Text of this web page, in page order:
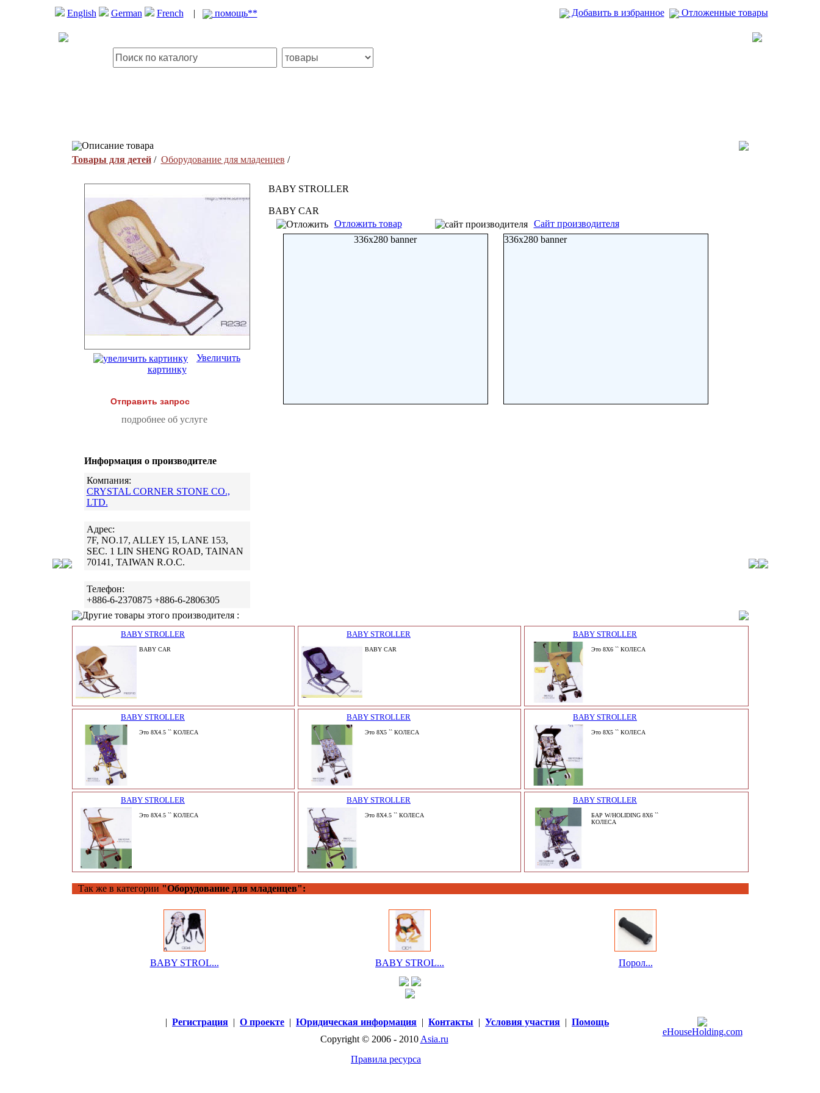
English German French | помощь** Добавить в избранное Отложенные товары
Описание товара
Товары для детей/ Оборудование для младенцев /
Увеличить
картинку
Отправить запрос
подробнее об услуге
Информация о производителе
Компания:
CRYSTAL CORNER STONE CO.,
LTD.
Адрес:
7F, NO.17, ALLEY 15, LANE 153,
SEC. 1 LIN SHENG ROAD, TAINAN
70141, TAIWAN R.O.C.
Телефон:
+886-6-2370875 +886-6-2806305
BABY STROLLER
BABY CAR
Отложить товар
Сайт производителя
336x280 banner
336x280 banner
Другие товары этого производителя :
BABY STROLLER
BABY CAR
BABY STROLLER
BABY CAR
BABY STROLLER
Это 8X6 `` КОЛЕСА
BABY STROLLER
Это 8X4.5 `` КОЛЕСА
BABY STROLLER
Это 8X5 `` КОЛЕСА
BABY STROLLER
Это 8X5 `` КОЛЕСА
BABY STROLLER
Это 8X4.5 `` КОЛЕСА
BABY STROLLER
Это 8X4.5 `` КОЛЕСА
BABY STROLLER
БАР W/HOLIDING 8X6 ``
КОЛЕСА
Так же в категории "Оборудование для младенцев":
BABY STROL... BABY STROL... Порол...
| Регистрация | О проекте | Юридическая информация | Контакты | Условия участия | Помощь
Copyright © 2006 - 2010 Asia.ru
Правила ресурса
eHouseHolding.com